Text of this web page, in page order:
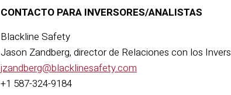
CONTACTO PARA INVERSORES/ANALISTAS
Blackline Safety
Jason Zandberg, director de Relaciones con los
jzandberg@blacklinesafety.com
+1 587-324-9184